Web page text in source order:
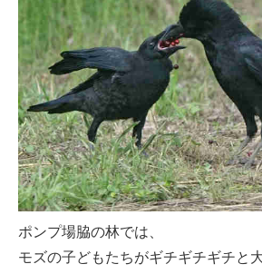
ポンプ場脇の林では、
モズの子どもたちがギチギチギチと